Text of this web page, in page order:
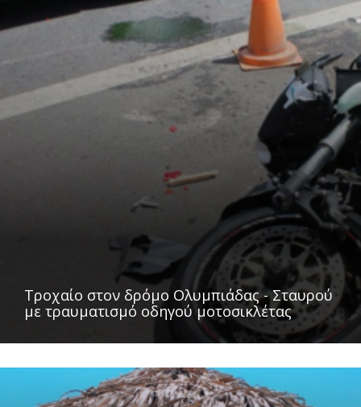
Τροχαίο στον δρόμο Ολυμπιάδας - Σταυρού
με τραυματισμό οδηγού μοτοσικλέτας